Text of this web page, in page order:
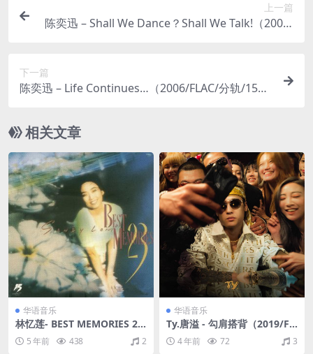
上一篇
陈奕迅 – Shall We Dance？Shall We Talk!（2001/
下一篇
陈奕迅 – Life Continues…（2006/FLAC/分轨/159
相关文章
华语音乐
林忆莲- BEST MEMORIES 23
精选09 香港 2CD 1992（WAV
+CUE/整轨/1.15G）
5 年前 438 2
华语音乐
Ty.唐溢 - 勾肩搭背（2019/FL
AC/分轨/215M）
4 年前 72 3